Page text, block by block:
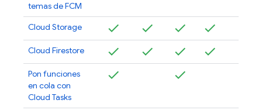
temas deFCM
Cloud Storage
Cloud Firestore
Pon funciones
en cola con
Cloud Tasks